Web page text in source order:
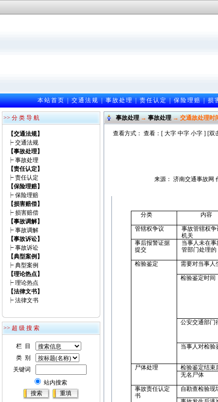
本站首页|交通法规|事故处理|责任认定|保险理赔|损
>> 分 类 导 航
【交通法规】
┝ 交通法规
【事故处理】
┝ 事故处理
【责任认定】
┝ 责任认定
【保险理赔】
┝ 保险理赔
【损害赔偿】
┝ 损害赔偿
【事故调解】
┝ 事故调解
【事故诉讼】
┝ 事故诉讼
【典型案例】
┝ 典型案例
【理论热点】
┝ 理论热点
【法律文书】
┝ 法律文书
>> 超 级 搜 索
栏 目
类 别
关键词
站内搜索
事故处理→事故处理→ 交通故处理时
查看方式： 查看：[ 大字 中字 小字] [双
来源： 济南交通事故网
分类 内容
管辖权争议
事故管辖权
机关
事后报警证据
提交
当事人未在
管部门处理的
检验鉴定 需要对当事人
检验鉴定时间
公安交通部门
当事人对检验
尸体处理
检验鉴定结束
无名尸体
事故责任认定
书
自勘查检验现